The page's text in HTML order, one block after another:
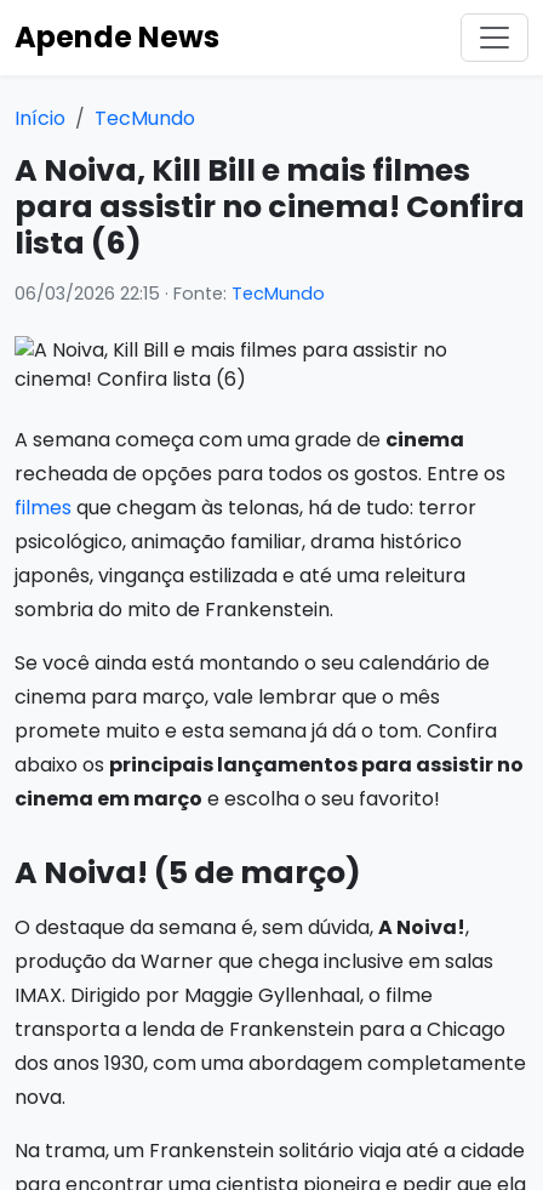
Apende News
Início TecMundo
A Noiva, Kill Bill e mais filmes
para assistir no cinema! Confira
lista (6)
06/03/2026 22:15 · Fonte: TecMundo
A semana começa com uma grade de cinema
recheada de opções para todos os gostos. Entre os
filmesque chegam às telonas, há de tudo: terror
psicológico, animação familiar, drama histórico
japonês, vingança estilizada e até uma releitura
sombria do mito de Frankenstein.
Se você ainda está montando o seu calendário de
cinema para março, vale lembrar que o mês
promete muito e esta semana já dá o tom. Confira
abaixo os principais lançamentos para assistir no
cinema em março e escolha o seu favorito!
A Noiva! (5 de março)
O destaque da semana é, sem dúvida,A Noiva!,
produção da Warner que chega inclusive em salas
IMAX. Dirigido por Maggie Gyllenhaal, o filme
transporta a lenda de Frankenstein para a Chicago
dos anos 1930, com uma abordagem completamente
nova.
Na trama, um Frankenstein solitário viaja até a cidade